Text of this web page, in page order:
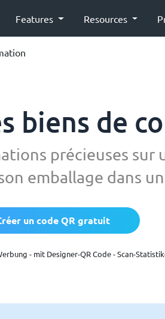
Features Resources
biens de
précieuses sur
emballage dans
un code QR gratuit
- mit Designer-QR Code - Scan-